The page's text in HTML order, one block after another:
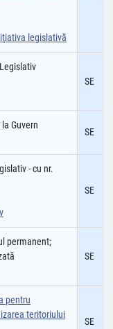
legislativă
SE
Guvern
SE
- cu nr.
SE
permanent;
SE
pentru
teritoriului
SE